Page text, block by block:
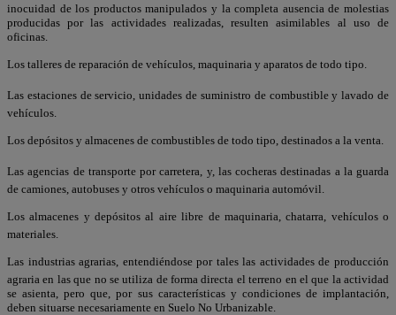
inocuidad de los productos manipulados y la completa ausencia de molestias
producidas por las actividades realizadas, resulten asimilables al uso de
oficinas.
Los talleres de reparación de vehículos, maquinaria y aparatos de todo tipo.
Las estaciones de servicio, unidades de suministro de combustible y lavado de
vehículos.
Los depósitos y almacenes de combustibles de todo tipo, destinados a la venta.
Las agencias de transporte por carretera, y, las cocheras destinadas a la guarda
de camiones, autobuses y otros vehículos o maquinaria automóvil.
Los almacenes y depósitos al aire libre de maquinaria, chatarra, vehículos o
materiales.
Las industrias agrarias, entendiéndose por tales las actividades de producción
agraria en las que no se utiliza de forma directa el terreno en el que la actividad
se asienta, pero que, por sus características y condiciones de implantación,
deben situarse necesariamente en Suelo No Urbanizable.